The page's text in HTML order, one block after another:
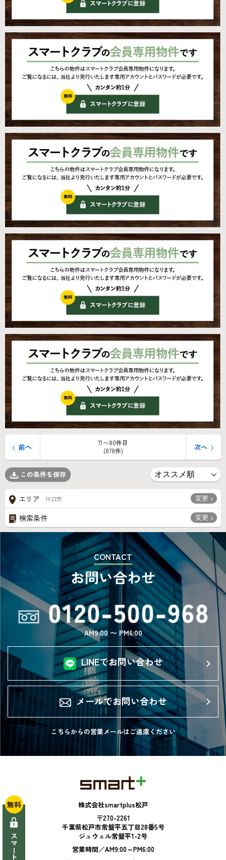
71〜80件目
(878件)
前へ 次へ
この条件を保存
エリア 川口市 変更
検索条件 変更
CONTACT
お問い合わせ
AM9:00 〜 PM6:00
LINEでお問い合わせ
メールでお問い合わせ
こちらからの営業メールはご遠慮ください
株式会社smartplus松戸
〒270-2261
千葉県松戸市常盤平五丁目28番5号
ジュウェル常盤平1-2号
営業時間／AM9:00～PM6:00
無料